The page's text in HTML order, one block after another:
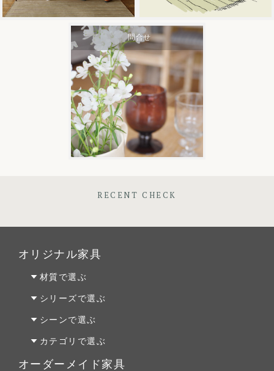
問合せ
RECENT CHECK
オリジナル家具
材質で選ぶ
オーク材
パイン材
チェリー材
シリーズで選ぶ
Penny Wise(ペニーワイズ)
colonalteak(コロニアルチーク)
Lloyd Loom(ロイドルーム)
シーンで選ぶ
リビング
ダイニング
カテゴリで選ぶ
テーブルALL
オーダーメイド家具